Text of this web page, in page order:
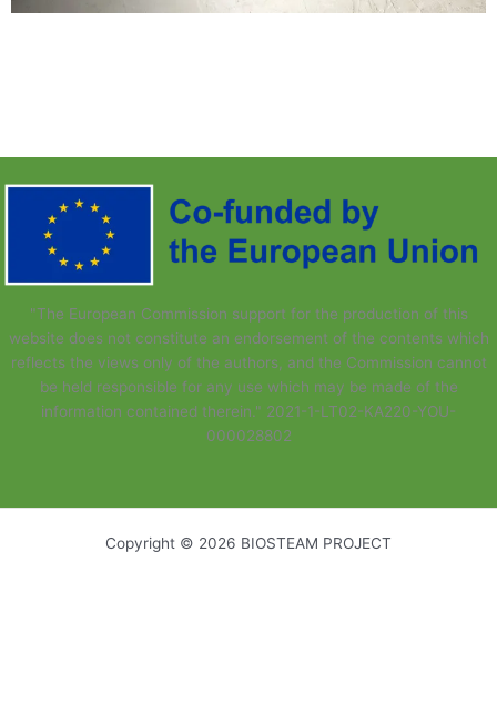
"The European Commission support for the production of this
website does not constitute an endorsement of the contents which
reflects the views only of the authors, and the Commission cannot
be held responsi­ble for any use which may be made of the
information contained therein." 2021-1-LT02-KA220-YOU-
000028802
Copyright © 2026 BIOSTEAM PROJECT